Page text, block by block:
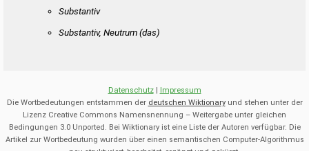
Substantiv
Substantiv, Neutrum(das)
Datenschutz| Impressum
Die Wortbedeutungen entstammen der deutschen Wiktionaryund stehen unter der
Lizenz Creative Commons Namensnennung – Weitergabe unter gleichen
Bedingungen 3.0 Unported. Bei Wiktionary ist eine Liste der Autoren verfügbar. Die
Artikel zur Wortbedeutung wurden über einen semantischen Computer-Algorithmus